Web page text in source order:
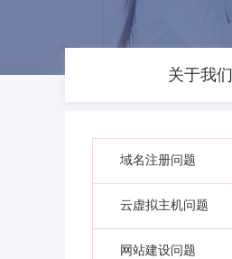
关于我们
域名注册问题
云虚拟主机问题
网站建设问题